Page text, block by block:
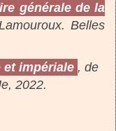
générale de la
Belles
et impériale , de
2022.